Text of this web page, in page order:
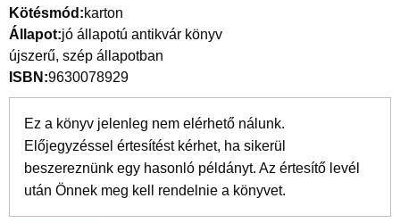
Kötésmód karton
Állapot jó állapotú antikvár könyv
újszerű, szép állapotban
ISBN 9630078929
Ez a könyv jelenleg nem elérhető nálunk.
Előjegyzéssel értesítést kérhet, ha sikerül
beszereznünk egy hasonló példányt. Az értesítő levél
után Önnek meg kell rendelnie a könyvet.